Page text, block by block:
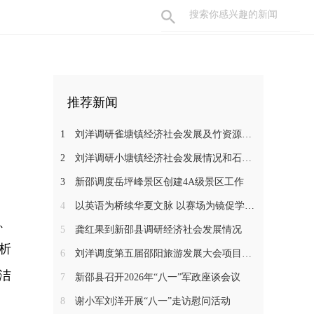
推荐新闻
1 刘洋调研雀塘镇经济社会发展及竹资源综合循环利用项目推进工作
2 刘洋调研小塘镇经济社会发展情况和石马江流域农文旅项目
3 新邵调度岳坪峰景区创建4A级景区工作
4 以英语为桥续华夏文脉 以赛场为镜促学子成长——新邵一中学子在省级 “用英语讲中国故事”大赛中斩获佳绩
5 龚红果到新邵县调研经济社会发展情况
6 刘洋调度第五届邵阳旅游发展大会项目建设工作
7 新邵县召开2026年“八一”军政座谈会议
8 谢小军刘洋开展“八一”走访慰问活动